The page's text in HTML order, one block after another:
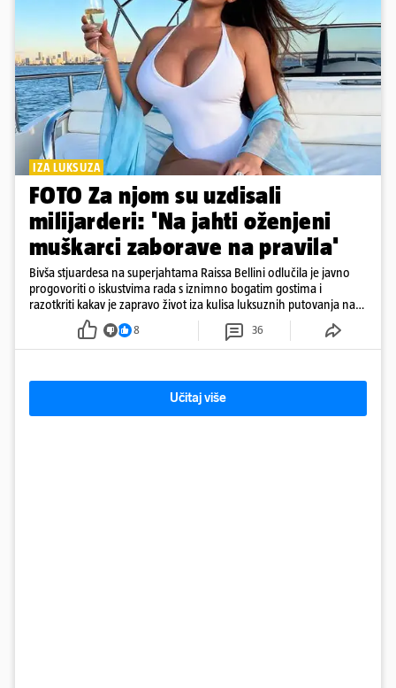
IZA LUKSUZA
FOTO Za njom su uzdisali
milijarderi: 'Na jahti oženjeni
muškarci zaborave na pravila'
Bivša stjuardesa na superjahtama Raissa Bellini odlučila je javno
progovoriti o iskustvima rada s iznimno bogatim gostima i
razotkriti kakav je zapravo život iza kulisa luksuznih putovanja na
8 36
Učitaj više